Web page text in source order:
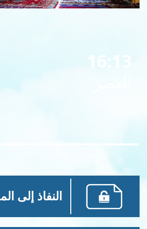
النفاذ إلى